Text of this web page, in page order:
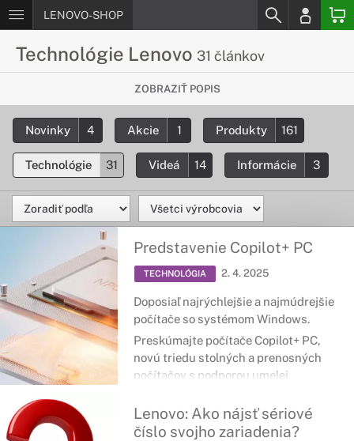
LENOVO-SHOP
Technológie Lenovo 31 článkov
Chceš vedieť viac o inovatívnych
Lenovo technológiach?
Podrobné informácie o moderných technológiach, ktoré sú
použíte v produktoch od spoločnosti Lenovo.
ZOBRAZIŤ POPIS
Novinky 4 Akcie 1 Produkty 161
Technológie 31 Videá 14 Informácie 3
Predstavenie Copilot+ PC
TECHNOLÓGIA 2. 4. 2025
Doposiaľ najrýchlejšie a najmúdrejšie
počítače so systémom Windows.
Preskúmajte počítače Copilot+ PC,
novú triedu stolných a prenosných
počítačov s podporou umelej
Lenovo: Ako nájsť sériové
číslo svojho zariadenia?